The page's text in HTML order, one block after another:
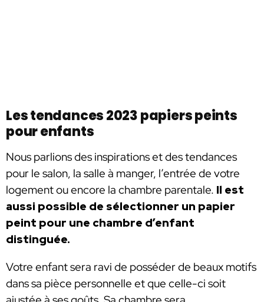
Les tendances 2023 papiers peints
pour enfants
Nous parlions des inspirations et des tendances
pour le salon, la salle à manger, l’entrée de votre
logement ou encore la chambre parentale. Il est
aussi possible de sélectionner un papier
peint pour une chambre d’enfant
distinguée.
Votre enfant sera ravi de posséder de beaux motifs
dans sa pièce personnelle et que celle-ci soit